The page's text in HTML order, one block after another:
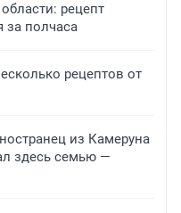
рецепт
за полчаса
рецептов от
из Камеруна
здесь семью —